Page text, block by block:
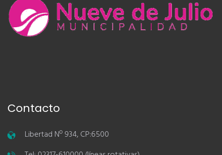
Contacto
Libertad Nº 934, CP:6500